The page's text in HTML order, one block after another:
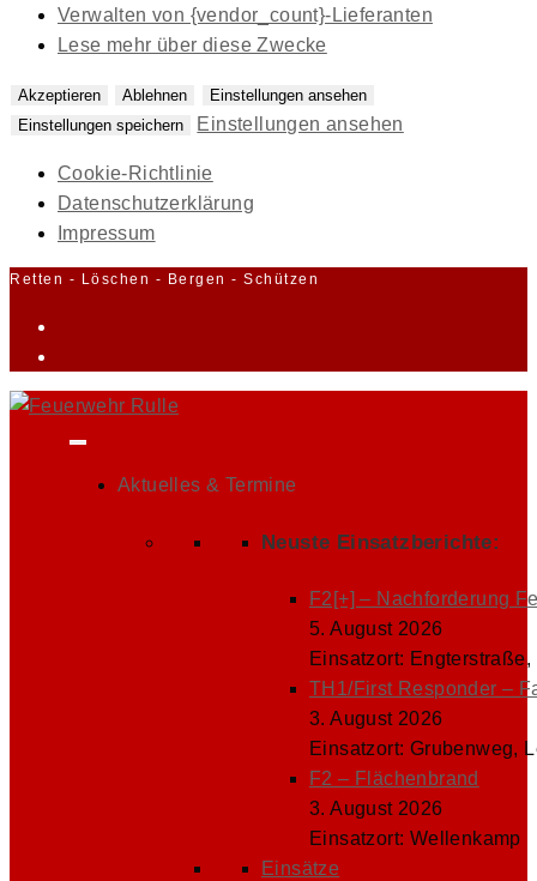
Verwalten von {vendor_count}-Lieferanten
Lese mehr über diese Zwecke
Akzeptieren Ablehnen
Einstellungen ansehen
Einstellungen speichern
Einstellungen ansehen
Cookie-Richtlinie
Datenschutzerklärung
Impressum
Zum
Retten - Löschen - Bergen - Schützen
Aktuelles & Termine
Neuste Einsatzberichte:
F2[+] – Nachforderung
5. August 2026
Einsatzort: Engterstraße,
TH1/First Responder –
3. August 2026
Einsatzort: Grubenweg,
F2 – Flächenbrand
3. August 2026
Einsatzort: Wellenkamp
Einsätze